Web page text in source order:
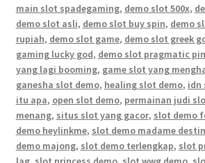
main slot spadegaming, demo slot 500x,
demo slot asli, demo slot buy spin, demo
rupiah, demo slot game, demo slot greek
gaming lucky god, demo slot pragmatic
yang lagi booming, game slot yang
ganesha slot demo, healing slot demo, idn
itu apa, open slot demo, permainan judi
menang, situs slot yang gacor, slot demo
demo heylinkme, slot demo madame
demo majong, slot demo terlengkap, slot